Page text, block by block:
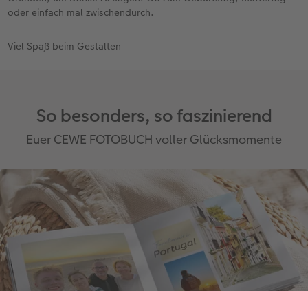
oder einfach mal zwischendurch.
Viel Spaß beim Gestalten
So besonders, so faszinierend
Euer CEWE FOTOBUCH voller Glücksmomente